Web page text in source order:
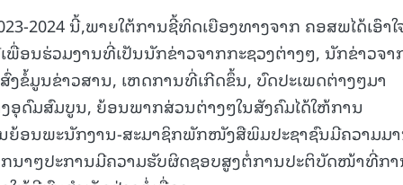
2024 ນີ້,ພາຍໃຕ້ການຊີ້ທິດເຍືອງທາງຈາກ ຄອສພໄດ້ເອົາໃ
ພື່ອນຮ່ວມງານທີ່ເປັນນັກຂ່າວຈາກກະຊວງຕ່າງໆ, ນັກຂ່າວຈາ
ງຂໍ້ມູນຂ່າວສານ, ເຫດການທີ່ເກີດຂຶ້ນ, ບົດປະເພດຕ່າງໆມາ
ດົມສົມບູນ, ຍ້ອນພາກສ່ວນຕ່າງໆໃນສັງຄົມໄດ້ໃຫ້ການ
ອນພະນັກງານ-ສະມາຊິກພັກໜັງສືພິມປະຊາຊົນມີຄວາມມ
ນາໆປະການມີຄວາມຮັບຜິດຊອບສູງຕໍ່ການປະຕິບັດໜ້າທີ່ກ